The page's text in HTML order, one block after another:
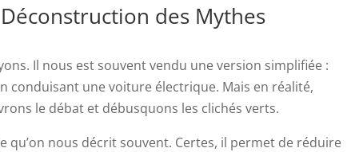
des Mythes
Il nous est souvent vendu une version simplifiée :
conduisant une voiture électrique. Mais en réalité,
le débat et débusquons les clichés verts.
qu’on nous décrit souvent. Certes, il permet de réduire